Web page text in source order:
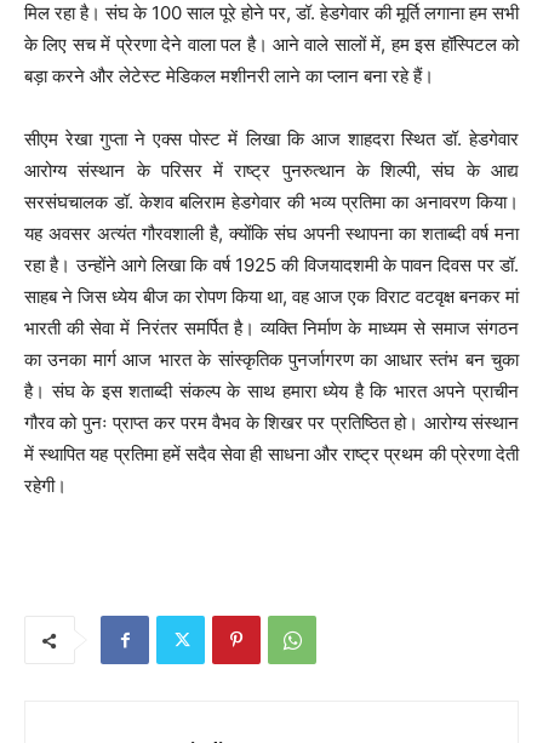
मिल रहा है। संघ के 100 साल पूरे होने पर, डॉ. हेडगेवार की मूर्ति लगाना हम सभी
के लिए सच में प्रेरणा देने वाला पल है। आने वाले सालों में, हम इस हॉस्पिटल को
बड़ा करने और लेटेस्ट मेडिकल मशीनरी लाने का प्लान बना रहे हैं।
सीएम रेखा गुप्ता ने एक्स पोस्ट में लिखा कि आज शाहदरा स्थित डॉ. हेडगेवार
आरोग्य संस्थान के परिसर में राष्ट्र पुनरुत्थान के शिल्पी, संघ के आद्य
सरसंघचालक डॉ. केशव बलिराम हेडगेवार की भव्य प्रतिमा का अनावरण किया।
यह अवसर अत्यंत गौरवशाली है, क्योंकि संघ अपनी स्थापना का शताब्दी वर्ष मना
रहा है। उन्होंने आगे लिखा कि वर्ष 1925 की विजयादशमी के पावन दिवस पर डॉ.
साहब ने जिस ध्येय बीज का रोपण किया था, वह आज एक विराट वटवृक्ष बनकर मां
भारती की सेवा में निरंतर समर्पित है। व्यक्ति निर्माण के माध्यम से समाज संगठन
का उनका मार्ग आज भारत के सांस्कृतिक पुनर्जागरण का आधार स्तंभ बन चुका
है। संघ के इस शताब्दी संकल्प के साथ हमारा ध्येय है कि भारत अपने प्राचीन
गौरव को पुनः प्राप्त कर परम वैभव के शिखर पर प्रतिष्ठित हो। आरोग्य संस्थान
में स्थापित यह प्रतिमा हमें सदैव सेवा ही साधना और राष्ट्र प्रथम की प्रेरणा देती
रहेगी।